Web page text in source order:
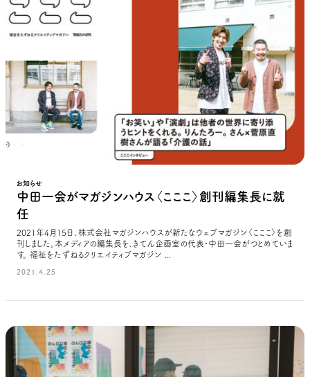
お知らせ
中田一会がマガジンハウス〈こここ〉創刊編集長に就
任
2021年4月15日、株式会社マガジンハウスが新たなウェブマガジン〈こここ〉を創
刊しました。本メディアの編集長を、きてん企画室の代表・中田一会がつとめていま
す。 福祉をたずねるクリエイティブマガジン ...
2021.4.25